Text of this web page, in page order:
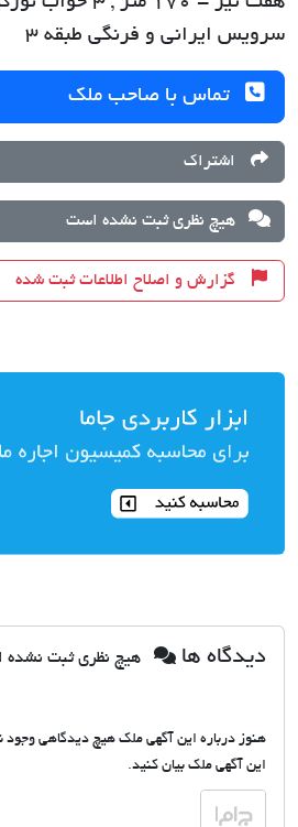
سرویس ایرانی و فرنگی طبقه 3
تماس با صاحب ملک
اشتراک
هیچ نظری ثبت نشده است
گزارش و اصلاح اطلاعات ثبت شده
دیدگاه ها هیچ نظری ثبت
هنوز درباره این آگهی ملک هیچ دیدگاهی وجود
این آگهی ملک بیان کنید.